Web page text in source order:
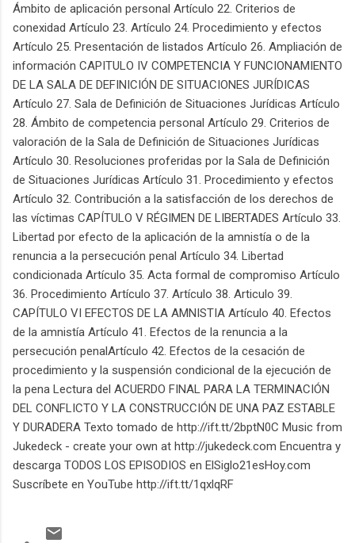
Ámbito de aplicación personal Artículo 22. Criterios de
conexidad Artículo 23. Artículo 24. Procedimiento y efectos
Artículo 25. Presentación de listados Artículo 26. Ampliación de
información CAPITULO IV COMPETENCIA Y FUNCIONAMIENTO
DE LA SALA DE DEFINICIÓN DE SITUACIONES JURÍDICAS
Artículo 27. Sala de Definición de Situaciones Jurídicas Artículo
28. Ámbito de competencia personal Artículo 29. Criterios de
valoración de la Sala de Definición de Situaciones Jurídicas
Artículo 30. Resoluciones proferidas por la Sala de Definición
de Situaciones Jurídicas Artículo 31. Procedimiento y efectos
Artículo 32. Contribución a la satisfacción de los derechos de
las víctimas CAPÍTULO V RÉGIMEN DE LIBERTADES Artículo 33.
Libertad por efecto de la aplicación de la amnistía o de la
renuncia a la persecución penal Artículo 34. Libertad
condicionada Artículo 35. Acta formal de compromiso Artículo
36. Procedimiento Artículo 37. Artículo 38. Articulo 39.
CAPÍTULO VI EFECTOS DE LA AMNISTIA Artículo 40. Efectos
de la amnistía Artículo 41. Efectos de la renuncia a la
persecución penalArtículo 42. Efectos de la cesación de
procedimiento y la suspensión condicional de la ejecución de
la pena Lectura del ACUERDO FINAL PARA LA TERMINACIÓN
DEL CONFLICTO Y LA CONSTRUCCIÓN DE UNA PAZ ESTABLE
Y DURADERA Texto tomado de http://ift.tt/2bptN0C Music from
Jukedeck - create your own at http://jukedeck.com Encuentra y
descarga TODOS LOS EPISODIOS en ElSiglo21esHoy.com
Suscríbete en YouTube http://ift.tt/1qxlqRF